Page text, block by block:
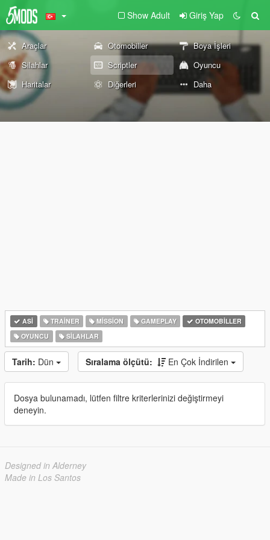
Show Adult Giriş Yap
Araçlar Otomobiller
Boya İşleri
Silahlar
Scriptler
Oyuncu
Haritalar
Diğerleri Daha
ASI TRAINER MISSION GAMEPLAY
OTOMOBILLER
OYUNCU
SILAHLAR
Tarih: Dün Sıralama ölçütü: En Çok İndirilen
Dosya bulunamadı, lütfen filtre kriterlerinizi değiştirmeyi
deneyin.
Designed in Alderney
Made in Los Santos